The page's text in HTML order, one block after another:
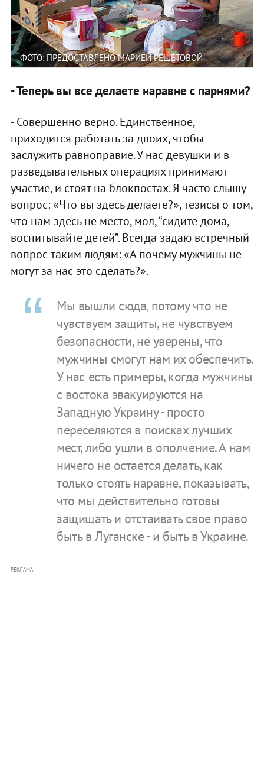
ФОТО: ПРЕДОСТАВЛЕНО МАРИЕЙ РЕШЕТОВОЙ
- Теперь вы все делаете наравне с парнями?
- Совершенно верно. Единственное,
приходится работать за двоих, чтобы
заслужить равноправие. У нас девушки и в
разведывательных операциях принимают
участие, и стоят на блокпостах. Я часто слышу
вопрос: «Что вы здесь делаете?», тезисы о том,
что нам здесь не место, мол, “сидите дома,
воспитывайте детей”. Всегда задаю встречный
вопрос таким людям: «А почему мужчины не
могут за нас это сделать?».
Мы вышли сюда, потому что не
чувствуем защиты, не чувствуем
безопасности, не уверены, что
мужчины смогут нам их обеспечить.
У нас есть примеры, когда мужчины
с востока эвакуируются на
Западную Украину - просто
переселяются в поисках лучших
мест, либо ушли в ополчение. А нам
ничего не остается делать, как
только стоять наравне, показывать,
что мы действительно готовы
защищать и отстаивать свое право
быть в Луганске - и быть в Украине.
РЕКЛАМА